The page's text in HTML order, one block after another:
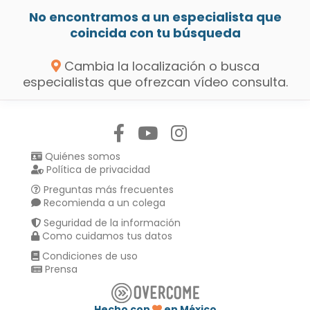
No encontramos a un especialista que
coincida con tu búsqueda
Cambia la localización o busca
especialistas que ofrezcan vídeo consulta.
Quiénes somos
Política de privacidad
Preguntas más frecuentes
Recomienda a un colega
Seguridad de la información
Como cuidamos tus datos
Condiciones de uso
Prensa